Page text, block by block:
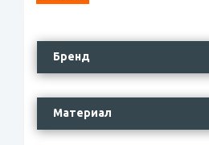
Бренд
Материал